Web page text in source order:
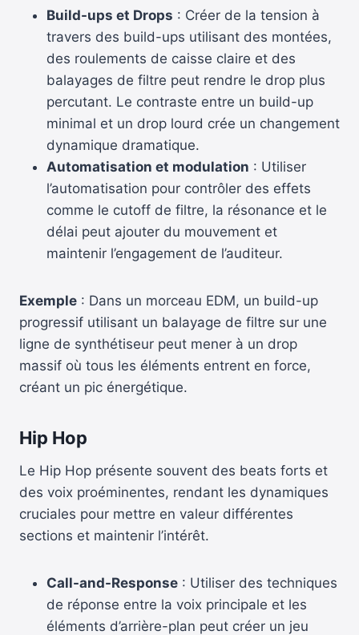
Build-ups et Drops : Créer de la tension à
travers des build-ups utilisant des montées,
des roulements de caisse claire et des
balayages de filtre peut rendre le drop plus
percutant. Le contraste entre un build-up
minimal et un drop lourd crée un changement
dynamique dramatique.
Automatisation et modulation : Utiliser
l’automatisation pour contrôler des effets
comme le cutoff de filtre, la résonance et le
délai peut ajouter du mouvement et
maintenir l’engagement de l’auditeur.
Exemple : Dans un morceau EDM, un build-up
progressif utilisant un balayage de filtre sur une
ligne de synthétiseur peut mener à un drop
massif où tous les éléments entrent en force,
créant un pic énergétique.
Hip Hop
Le Hip Hop présente souvent des beats forts et
des voix proéminentes, rendant les dynamiques
cruciales pour mettre en valeur différentes
sections et maintenir l’intérêt.
Call-and-Response : Utiliser des techniques
de réponse entre la voix principale et les
éléments d’arrière-plan peut créer un jeu